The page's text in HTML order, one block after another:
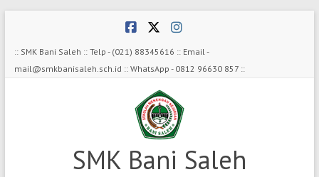
content
:: SMK Bani Saleh :: Telp - (021) 88345616 :: Email -
mail@smkbanisaleh.sch.id :: WhatsApp - 0812 96630 857 ::
SMK Bani Saleh